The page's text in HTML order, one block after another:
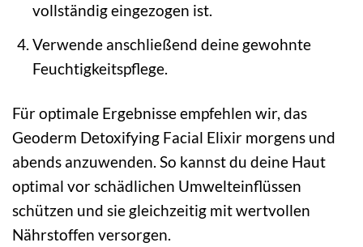
vollständig eingezogen ist.
Verwende anschließend deine gewohnte
Feuchtigkeitspflege.
Für optimale Ergebnisse empfehlen wir, das
Geoderm Detoxifying Facial Elixir morgens und
abends anzuwenden. So kannst du deine Haut
optimal vor schädlichen Umwelteinflüssen
schützen und sie gleichzeitig mit wertvollen
Nährstoffen versorgen.